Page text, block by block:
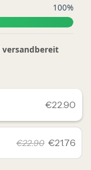
100%
€22.90
€22.90 €21.76